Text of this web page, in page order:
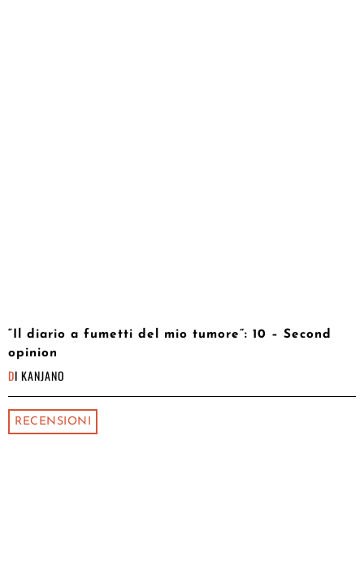
“Il diario a fumetti del mio tumore”: 10 – Second
opinion
DI KANJANO
RECENSIONI